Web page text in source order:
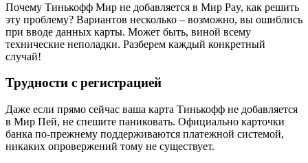
Почему Тинькофф Мир не добавляется в Мир Pay, как решить
эту проблему? Вариантов несколько – возможно, вы ошиблись
при вводе данных карты. Может быть, виной всему
технические неполадки. Разберем каждый конкретный
случай!
Трудности с регистрацией
Даже если прямо сейчас ваша карта Тинькофф не добавляется
в Мир Пей, не спешите паниковать. Официально карточки
банка по-прежнему поддерживаются платежной системой,
никаких опровержений тому не существует.